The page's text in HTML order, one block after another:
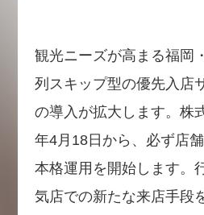
観光ニーズが高まる福岡
列スキップ型の優先入店
の導入が拡大します。株
年4月18日から、必ず店
本格運用を開始します。
気店での新たな来店手段